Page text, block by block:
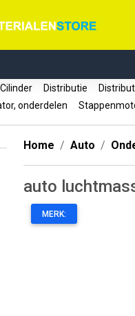
Cilinder Distributie
onderdelen
Home Auto
auto
MERK: